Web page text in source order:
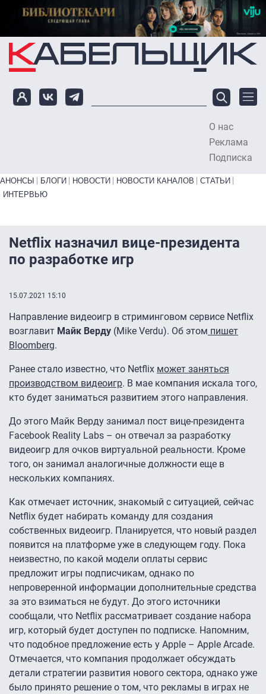
Перейти к основному содержанию
О нас
Реклама
Подписка
Primary links bottom
АНОНСЫ БЛОГИ НОВОСТИ НОВОСТИ КАНАЛОВ
СТАТЬИ
ИНТЕРВЬЮ
Netflix назначил вице-президента
по разработке игр
15.07.2021 15:10
Направление видеоигр в стриминговом сервисе Netflix
возглавит Майк Верду (Mike Verdu). Об этом пишет
Bloomberg.
Ранее стало известно, что Netflix может заняться
производством видеоигр. В мае компания искала того,
кто будет заниматься развитием этого направления.
До этого Майк Верду занимал пост вице-президента
Facebook Reality Labs – он отвечал за разработку
видеоигр для очков виртуальной реальности. Кроме
того, он занимал аналогичные должности еще в
нескольких компаниях.
Как отмечает источник, знакомый с ситуацией, сейчас
Netflix будет набирать команду для создания
собственных видеоигр. Планируется, что новый раздел
появится на платформе уже в следующем году. Пока
неизвестно, по какой модели оплаты сервис
предложит игры подписчикам, однако по
непроверенной информации дополнительные средства
за это взиматься не будут. До этого источники
сообщали, что Netflix рассматривает создание набора
игр, который будет доступен по подписке. Напомним,
что подобное предложение есть у Apple – Apple Arcade.
Отмечается, что компания продолжает обсуждать
детали стратегии развития нового сектора, однако уже
было принято решение о том, что рекламы в играх не